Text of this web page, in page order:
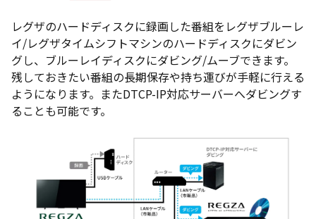
レグザのハードディスクに録画した番組をレグザブルーレ
イ/レグザタイムシフトマシンのハードディスクにダビン
グし、ブルーレイディスクにダビング/ムーブできます。
残しておきたい番組の長期保存や持ち運びが手軽に行える
ようになります。またDTCP-IP対応サーバーへダビングす
ることも可能です。